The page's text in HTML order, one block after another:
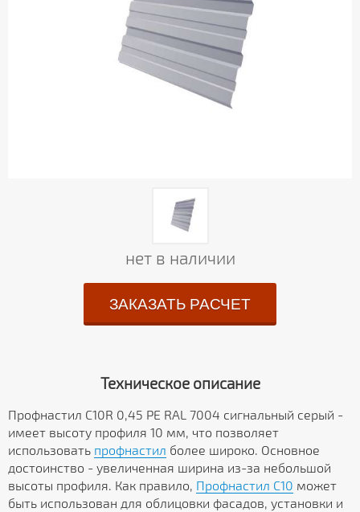
нет в наличии
ЗАКАЗАТЬ РАСЧЕТ
Техническое описание
Профнастил С10R 0,45 PE RAL 7004 сигнальный серый -
имеет высоту профиля 10 мм, что позволяет
использовать профнастил более широко. Основное
достоинство - увеличенная ширина из-за небольшой
высоты профиля. Как правило, Профнастил C10 может
быть использован для облицовки фасадов, установки и